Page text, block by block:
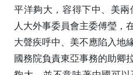
平洋夠大，容得下中、美
人大外事委員會主委傅瑩，
大聲疾呼中、美不應陷入地
國務院負責東亞事務的助卿